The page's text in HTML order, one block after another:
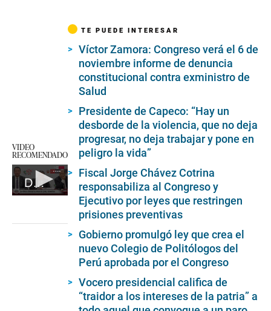
VIDEO
RECOMENDADO
Declaraciones de Gustavo Adrianzén
TE PUEDE INTERESAR
Víctor Zamora: Congreso verá el 6 de
noviembre informe de denuncia
constitucional contra exministro de
Salud
Presidente de Capeco: “Hay un
desborde de la violencia, que no deja
progresar, no deja trabajar y pone en
peligro la vida”
Fiscal Jorge Chávez Cotrina
responsabiliza al Congreso y
Ejecutivo por leyes que restringen
prisiones preventivas
Gobierno promulgó ley que crea el
nuevo Colegio de Politólogos del
Perú aprobada por el Congreso
Vocero presidencial califica de
“traidor a los intereses de la patria” a